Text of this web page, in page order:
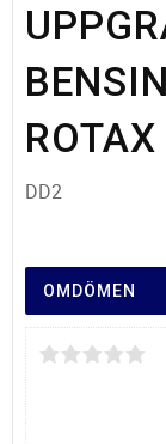
DD2
OMDÖMEN